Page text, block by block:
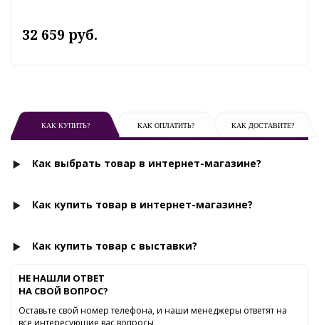
32 659 руб.
КАК КУПИТЬ? КАК ОПЛАТИТЬ? КАК ДОСТАВИТЕ?
Как выбрать товар в интернет-магазине?
Как купить товар в интернет-магазине?
Как купить товар с выставки?
НЕ НАШЛИ ОТВЕТ
НА СВОЙ ВОПРОС?
Оставьте свой номер телефона, и наши менеджеры ответят на